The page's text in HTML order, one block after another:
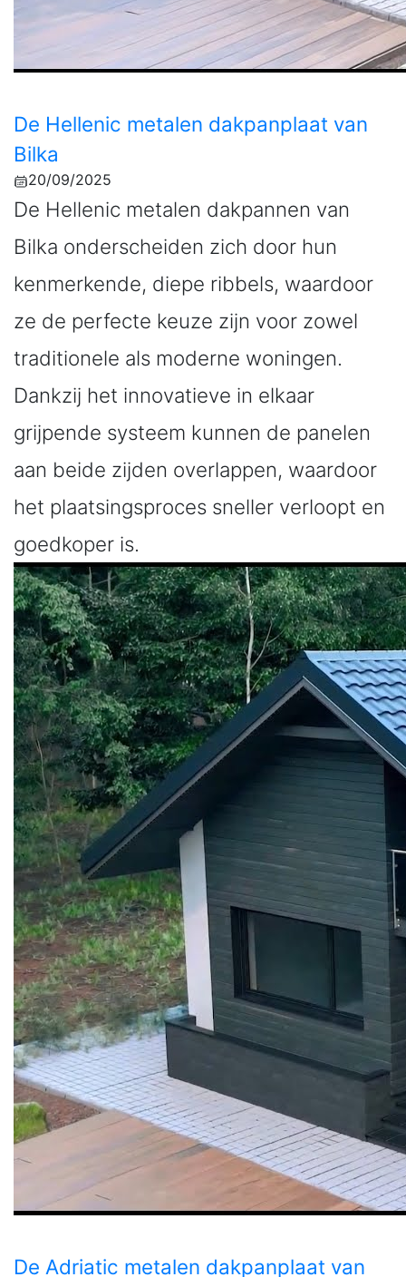
De Hellenic metalen dakpanplaat van
Bilka
20/09/2025
De Hellenic metalen dakpannen van
Bilka onderscheiden zich door hun
kenmerkende, diepe ribbels, waardoor
ze de perfecte keuze zijn voor zowel
traditionele als moderne woningen.
Dankzij het innovatieve in elkaar
grijpende systeem kunnen de panelen
aan beide zijden overlappen, waardoor
het plaatsingsproces sneller verloopt en
goedkoper is.
De Adriatic metalen dakpanplaat van